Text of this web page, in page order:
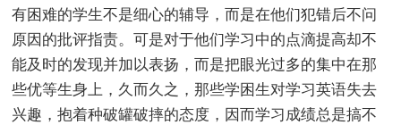
有困难的学生不是细心的辅导，而是在他们犯错后不问
原因的批评指责。可是对于他们学习中的点滴提高却不
能及时的发现并加以表扬，而是把眼光过多的集中在那
些优等生身上，久而久之，那些学困生对学习英语失去
兴趣，抱着种破罐破摔的态度，因而学习成绩总是搞不